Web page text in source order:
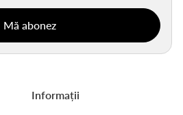
Informații